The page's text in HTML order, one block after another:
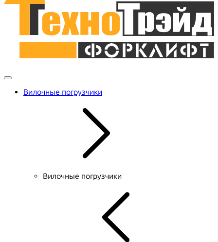
Вилочные погрузчики
Вилочные погрузчики